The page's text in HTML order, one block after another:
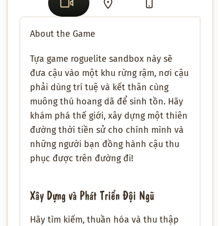
About the Game
Tựa game roguelite sandbox này sẽ
đưa cậu vào một khu rừng rậm, nơi cậu
phải dùng trí tuệ và kết thân cùng
muông thú hoang dã để sinh tồn. Hãy
khám phá thế giới, xây dựng một thiên
đường thời tiền sử cho chính mình và
những người bạn đồng hành cậu thu
phục được trên đường đi!
Xây Dựng và Phát Triển Đội Ngũ
Hãy tìm kiếm, thuần hóa và thu thập